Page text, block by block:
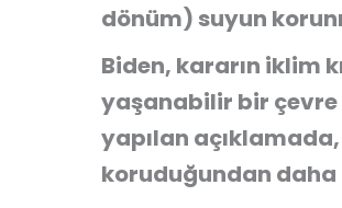
dönüm) suyun
Biden, kararın iklim
yaşanabilir bir çevre
yapılan
koruduğundan